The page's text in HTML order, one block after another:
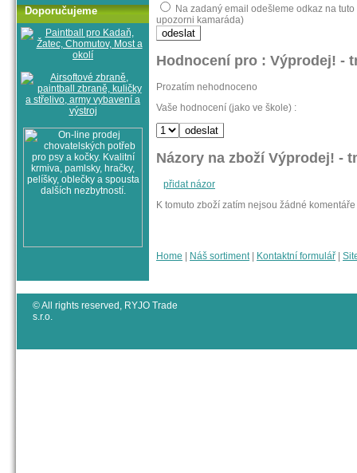
Na zadaný email odešleme odkaz na
upozorni kamaráda)
Hodnocení pro : Výprodej! -
Prozatím nehodnoceno
Vaše hodnocení (jako ve škole) :
Názory na zboží Výprodej! -
přidat názor
K tomuto zboží zatím nejsou žádné komentáře
Home | Náš sortiment | Kontaktní formulář |
Doporučujeme
© All rights reserved, RYJO Trade
s.r.o.